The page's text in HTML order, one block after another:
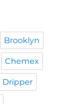
Brooklyn
Chemex
Dripper